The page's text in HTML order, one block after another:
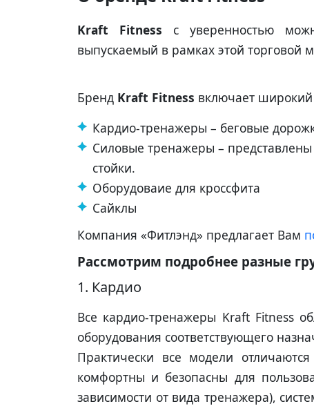
Kraft Fitness с уверенностью
выпускаемый в рамках этой торговой
Бренд Kraft Fitness включает широкий
Кардио-тренажеры – беговые
Силовые тренажеры –
стойки.
Оборудоваие для кроссфита
Cайклы
Компания «Фитлэнд» предлагает Вам
Рассмотрим подробнее разные
1. Кардио
Все кардио-тренажеры Kraft Fitness
оборудования соответствующего
Практически все модели
комфортны и безопасны для
зависимости от вида тренажера),